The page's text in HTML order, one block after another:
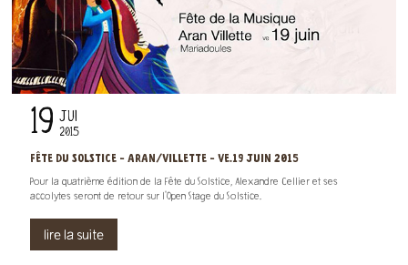
19 JUI
2015
FÊTE DU SOLSTICE - ARAN/VILLETTE - VE.19 JUIN 2015
Pour la quatrième édition de la Fête du Solstice, Alexandre Cellier et ses
accolytes seront de retour sur l'Open Stage du Solstice.
lire la suite